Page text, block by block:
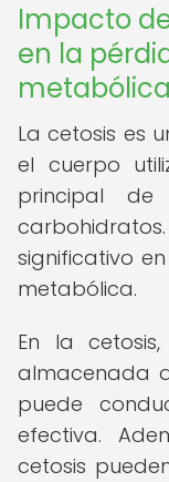
Impacto
en la
metabólica
La cetosis es
el cuerpo
principal
significativo
metabólica.
En la
almacenada
puede
efectiva.
cetosis